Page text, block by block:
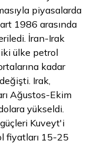
piyasalarda
1986 arasında
İran-Irak
ülke petrol
kadar
Irak,
Ağustos-Ekim
yükseldi.
Kuveyt'i
fiyatları 15-25